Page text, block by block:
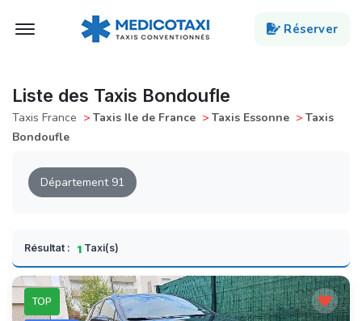
Ouvert Menu
Réserver
Liste des Taxis Bondoufle
Taxis France > Taxis Ile de France > Taxis Essonne > Taxis
Bondoufle
Département 91
Résultat : 1 Taxi(s)
TOP